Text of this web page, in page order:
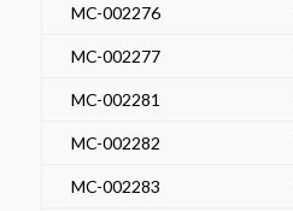
MC-002276
MC-002277
MC-002281
MC-002282
MC-002283